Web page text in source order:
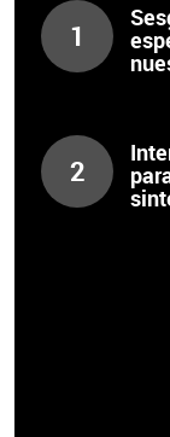
1
2